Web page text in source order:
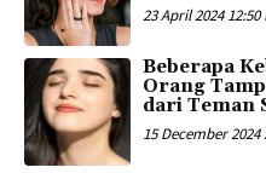
23 April 2024 12:50
Beberapa
Orang
dari Teman
15 December 2024